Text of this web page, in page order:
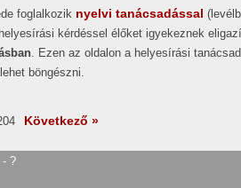
foglalkozik nyelvi tanácsadással
kérdéssel élőket igyekeznek
. Ezen az oldalon a helyesírási
böngészni.
Következő »
?